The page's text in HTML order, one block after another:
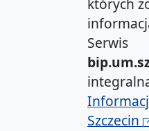
których
Serwis
Szczecin